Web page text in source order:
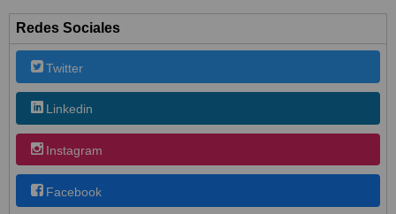
Redes Sociales
Twitter
Linkedin
Instagram
Facebook